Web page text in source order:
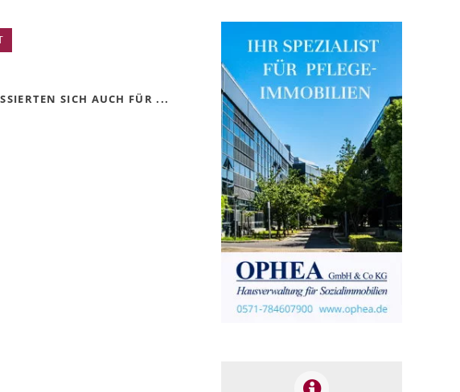
SICH AUCH FÜR ...